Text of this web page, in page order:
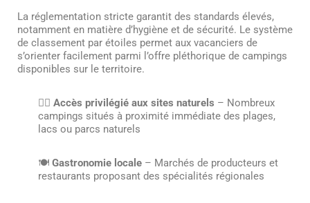
La réglementation stricte garantit des standards élevés,
notamment en matière d’hygiène et de sécurité. Le système
de classement par étoiles permet aux vacanciers de
s’orienter facilement parmi l’offre pléthorique de campings
disponibles sur le territoire.
🏊‍♀️ Accès privilégié aux sites naturels – Nombreux
campings situés à proximité immédiate des plages,
lacs ou parcs naturels
🍽️ Gastronomie locale – Marchés de producteurs et
restaurants proposant des spécialités régionales